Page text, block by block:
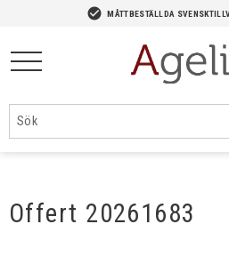
check_circle MÅTTBESTÄLLDA
Offert 20261683